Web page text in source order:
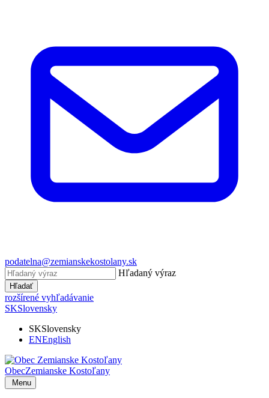
podatelna@zemianskekostolany.sk
Hľadaný výraz
Hľadať
rozšírené vyhľadávanie
SKSlovensky
SKSlovensky
ENEnglish
ObecZemianske Kostoľany
Menu